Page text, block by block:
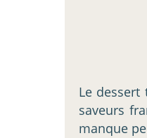
Le
saveurs
manque